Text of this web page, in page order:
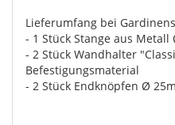
Lieferumfang bei
- 1 Stück Stange aus Metall
- 2 Stück Wandhalter
Befestigungsmaterial
- 2 Stück Endknöpfen Ø